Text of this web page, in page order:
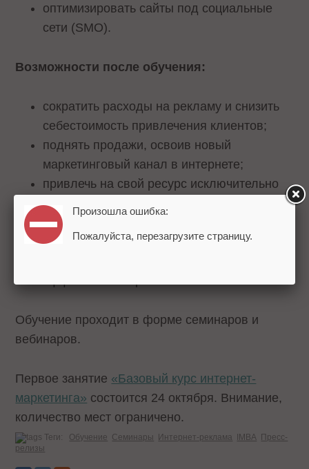
оптимизировать сайты под социальные
сети (SMO).
Возможности после обучения:
сократить расходы на рекламу и снизить
себестоимость привлечения клиентов;
поднять продажи, освоив новый
маркетинговый канал в интернете;
привлечь на свой ресурс исключительно
целевую аудиторию;
повысить качество обслуживания
клиентов;
Обучение проходит в форме семинаров и
вебинаров.
Первое занятие «Базовый курс интернет-
маркетинга» состоится 24 октября. Внимание,
количество мест ограничено.
Теги: Обучение Семинары Интернет-реклама IMBA Пресс-
релизы
Произошла ошибка:
Пожалуйста, перезагрузите страницу.